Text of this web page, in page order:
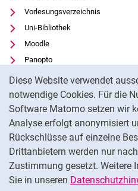
Diese Website verwendet
notwendige Cookies. Für die
Software Matomo setzen wir
Analyse erfolgt anonymisiert
Rückschlüsse auf einzelne
Drittanbietern werden nur
Zustimmung gesetzt. Weitere
Sie in unseren
Vorlesungsverzeichnis
Uni-Bibliothek
Moodle
Panopto
Datenschutz
Barrierefreiheit
Transparenter KI-Einsatz
Impressum
Externer Link: Universität Kassel
Facebook(öffnet neues Fenster)
Externer Link: Universität Kassel
Instagram (öffnet neues Fenster)